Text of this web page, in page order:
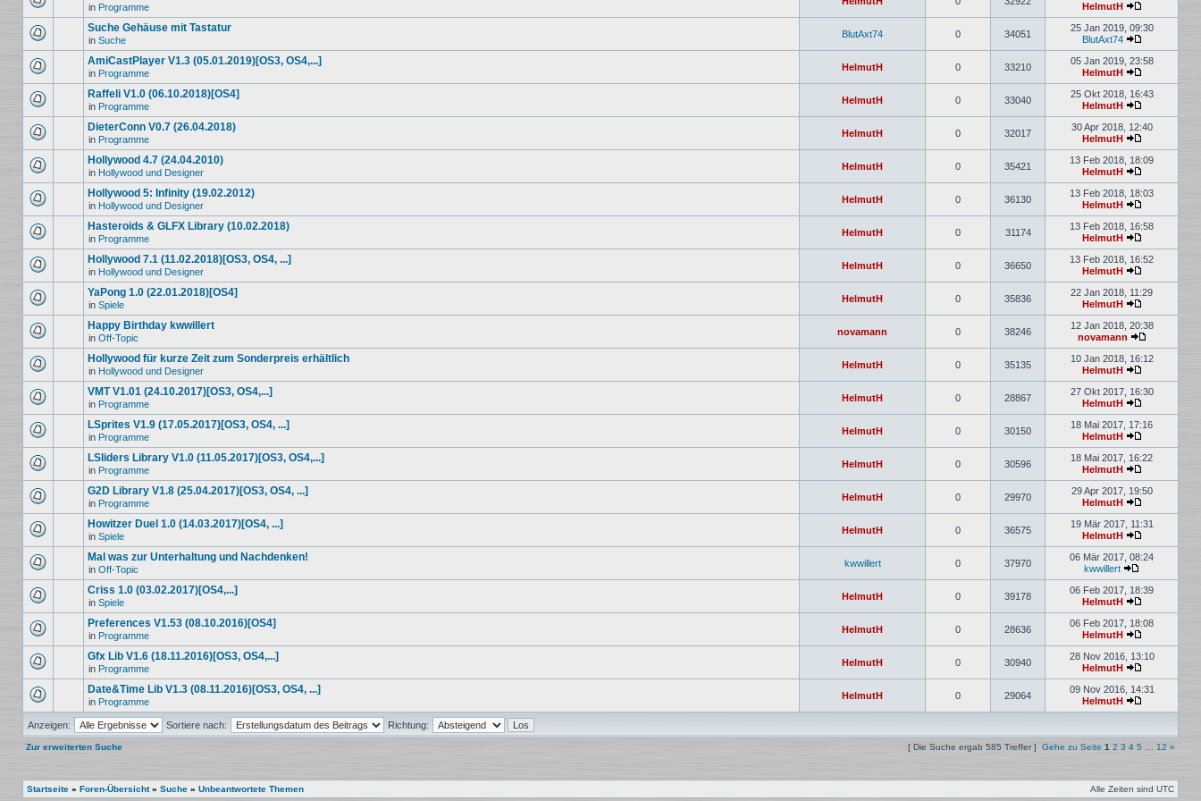
in Programme HelmutH
Suche Gehäuse mit Tastatur
in Suche
BlutAxt74 0 34051
25 Jan 2019, 09:30
BlutAxt74
AmiCastPlayer V1.3 (05.01.2019)[OS3, OS4,...]
in Programme
HelmutH 0 33210
05 Jan 2019, 23:58
HelmutH
Raffeli V1.0 (06.10.2018)[OS4]
in Programme
HelmutH 0 33040
25 Okt 2018, 16:43
HelmutH
DieterConn V0.7 (26.04.2018)
in Programme
HelmutH 0 32017
30 Apr 2018, 12:40
HelmutH
Hollywood 4.7 (24.04.2010)
in Hollywood und Designer
HelmutH 0 35421
13 Feb 2018, 18:09
HelmutH
Hollywood 5: Infinity (19.02.2012)
in Hollywood und Designer
HelmutH 0 36130
13 Feb 2018, 18:03
HelmutH
Hasteroids & GLFX Library (10.02.2018)
in Programme
HelmutH 0 31174
13 Feb 2018, 16:58
HelmutH
Hollywood 7.1 (11.02.2018)[OS3, OS4, ...]
in Hollywood und Designer
HelmutH 0 36650
13 Feb 2018, 16:52
HelmutH
YaPong 1.0 (22.01.2018)[OS4]
in Spiele
HelmutH 0 35836
22 Jan 2018, 11:29
HelmutH
Happy Birthday kwwillert
in Off-Topic
novamann 0 38246
12 Jan 2018, 20:38
novamann
Hollywood für kurze Zeit zum Sonderpreis erhältlich
in Hollywood und Designer
HelmutH 0 35135
10 Jan 2018, 16:12
HelmutH
VMT V1.01 (24.10.2017)[OS3, OS4,...]
in Programme
HelmutH 0 28867
27 Okt 2017, 16:30
HelmutH
LSprites V1.9 (17.05.2017)[OS3, OS4, ...]
in Programme
HelmutH 0 30150
18 Mai 2017, 17:16
HelmutH
LSliders Library V1.0 (11.05.2017)[OS3, OS4,...]
in Programme
HelmutH 0 30596
18 Mai 2017, 16:22
HelmutH
G2D Library V1.8 (25.04.2017)[OS3, OS4, ...]
in Programme
HelmutH 0 29970
29 Apr 2017, 19:50
HelmutH
Howitzer Duel 1.0 (14.03.2017)[OS4, ...]
in Spiele
HelmutH 0 36575
19 Mär 2017, 11:31
HelmutH
Mal was zur Unterhaltung und Nachdenken!
in Off-Topic
kwwillert 0 37970
06 Mär 2017, 08:24
kwwillert
Criss 1.0 (03.02.2017)[OS4,...]
in Spiele
HelmutH 0 39178
06 Feb 2017, 18:39
HelmutH
Preferences V1.53 (08.10.2016)[OS4]
in Programme
HelmutH 0 28636
06 Feb 2017, 18:08
HelmutH
Gfx Lib V1.6 (18.11.2016)[OS3, OS4,...]
in Programme
HelmutH 0 30940
28 Nov 2016, 13:10
HelmutH
Date&Time Lib V1.3 (08.11.2016)[OS3, OS4, ...]
in Programme
HelmutH 0 29064
09 Nov 2016, 14:31
HelmutH
Anzeigen: Sortiere nach: Richtung:
Zur erweiterten Suche [ Die Suche ergab 585 Treffer ] Gehe zu Seite 1 2 3 4 5 12 »
Startseite » Foren-Übersicht» Suche » Unbeantwortete Themen Alle Zeiten sind UTC